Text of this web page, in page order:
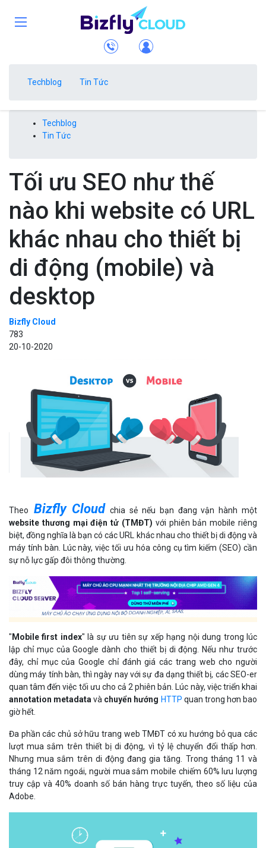
Techblog Tin Tức
Techblog
Tin Tức
Tối ưu SEO như thế
nào khi website có URL
khác nhau cho thiết bị
di động (mobile) và
desktop
Bizfly Cloud
783
20-10-2020
Theo Bizfly Cloudchia sẻ nếu bạn đang vận hành một
website thương mại điện tử (TMĐT) với phiên bản mobile riêng
biệt, đồng nghĩa là bạn có các URL khác nhau cho thiết bị di động và
máy tính bàn. Lúc này, việc tối ưu hóa công cụ tìm kiếm (SEO) cần
sự nỗ lực gấp đôi thông thường.
" Mobile first index" là sự ưu tiên sự xếp hạng nội dung trong lúc
lập chỉ mục của Google dành cho thiết bị di động. Nếu như trước
đây, chỉ mục của Google chỉ đánh giá các trang web cho người
dùng máy tính bàn, thì ngày nay với sự đa dạng thiết bị, các SEO-er
quan tâm đến việc tối ưu cho cả 2 phiên bản. Lúc này, việc triển khai
annotation metadatavà chuyển hướng HTTP quan trong hơn bao
giờ hết.
Đa phần các chủ sở hữu trang web TMĐT có xu hướng bỏ qua các
lượt mua sắm trên thiết bị di động, vì tỷ lệ chuyển đổi thấp hơn.
Nhưng mua sắm trên di động đang gia tăng. Trong tháng 11 và
tháng 12 năm ngoái, người mua sắm mobile chiếm 60% lưu lượng
truy cập và 40% doanh số bán hàng trực tuyến, theo số liệu của
Adobe.